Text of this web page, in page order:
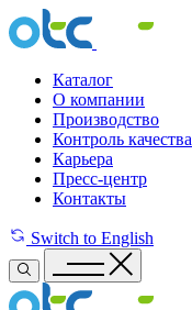
Каталог
О компании
Производство
Контроль качества
Карьера
Пресс-центр
Контакты
Switch to English